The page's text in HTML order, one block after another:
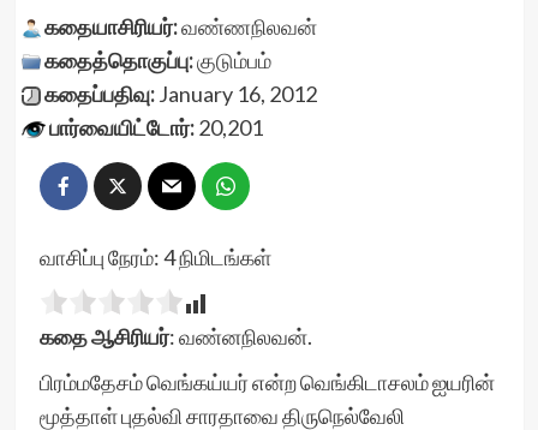
கதையாசிரியர்:வண்ணநிலவன்
கதைத்தொகுப்பு:குடும்பம்
கதைப்பதிவு:January 16, 2012
பார்வையிட்டோர்:20,201
வாசிப்பு நேரம்:4நிமிடங்கள்
கதை ஆசிரியர்: வண்னநிலவன்.
பிரம்மதேசம் வெங்கய்யர் என்ற வெங்கிடாசலம் ஐயரின்
மூத்தாள் புதல்வி சாரதாவை திருநெல்வேலி